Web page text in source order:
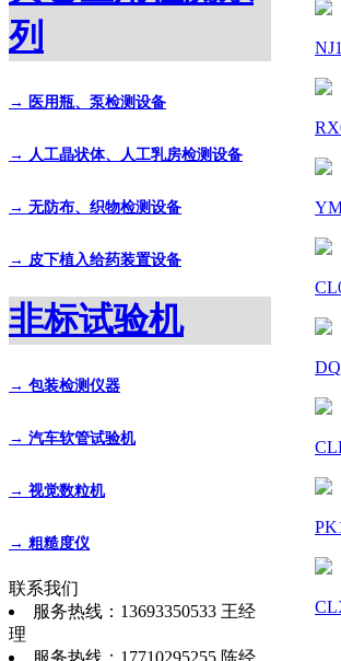
列
→ 医用瓶、泵检测设备
→ 人工晶状体、人工乳房检测设备
→ 无防布、织物检测设备
→ 皮下植入给药装置设备
非标试验机
→ 包装检测仪器
→ 汽车软管试验机
→ 视觉数粒机
→ 粗糙度仪
联系我们
服务热线：13693350533 王经
理
服务热线：17710295255 陈经